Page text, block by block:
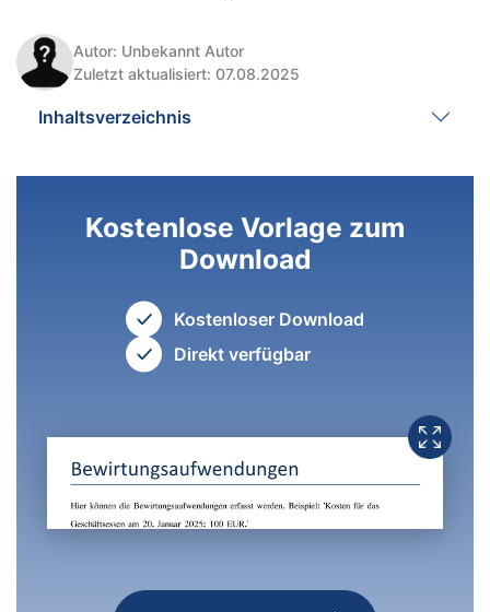
Autor: Unbekannt Autor
Zuletzt aktualisiert: 07.08.2025
Inhaltsverzeichnis
Kostenlose Vorlage zum
Download
Kostenloser Download
Direkt verfügbar